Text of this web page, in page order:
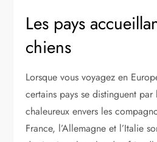
Les pays
chiens
Lorsque vous voyagez en
certains pays se distinguent
chaleureux envers les
France, l’Allemagne et l’Italie